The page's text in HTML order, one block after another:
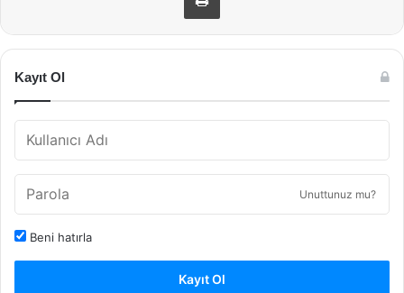
Kayıt Ol
Unuttunuz mu?
Beni hatırla
Kayıt Ol